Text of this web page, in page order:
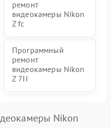
ремонт
видеокамеры Nikon
Z fc
Программный
ремонт
видеокамеры Nikon
Z 7II
Nikon